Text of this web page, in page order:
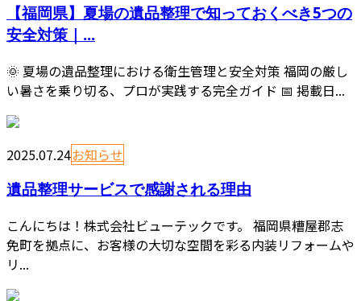
【福岡県】夏場の遺品整理で知っておくべき5つの
安全対策｜...
🌞 夏場の遺品整理における衛生管理と安全対策 福岡の厳し
い暑さを乗り切る、プロが実践する完全ガイド 📅 掲載日...
2025.07.24お知らせ
遺品整理サービスで感謝される理由
こんにちは！株式会社ビューテックです。 福岡県糟屋郡志
免町を拠点に、お客様の大切な空間を彩る内装リフォームや
リ...